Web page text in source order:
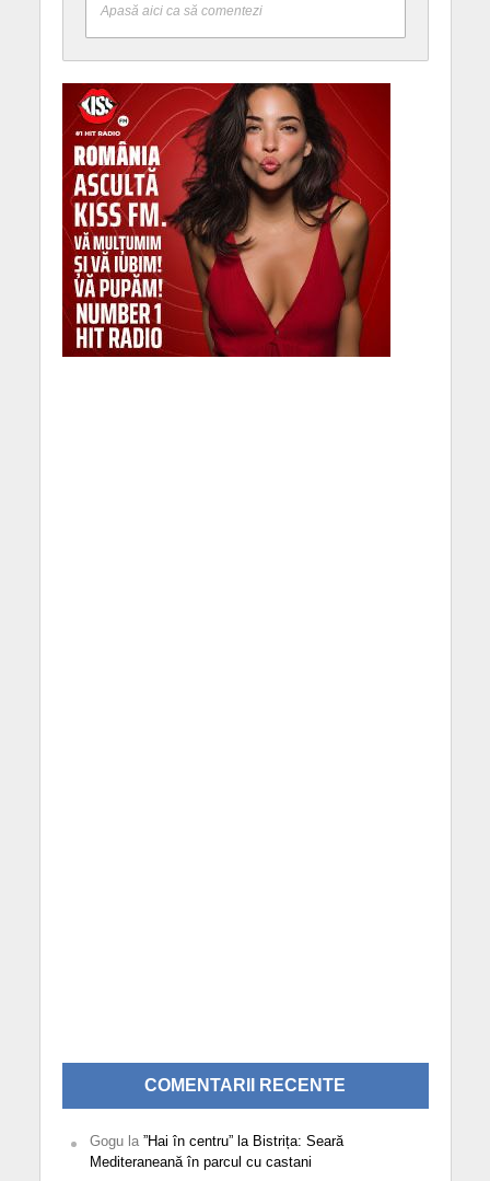
Apasă aici ca să comentezi
COMENTARII RECENTE
Gogula ”Hai în centru” la Bistrița: Seară
Mediteraneană în parcul cu castani